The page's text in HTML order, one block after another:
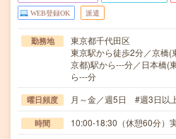
WEB登録OK 派遣
勤務地
東京都千代田区
東京駅から徒歩2分／京橋(
京都)駅から---分／日本橋(
ら---分
曜日頻度 月～金／週5日 #週3日以
時間 10:00-18:30（休憩60分）